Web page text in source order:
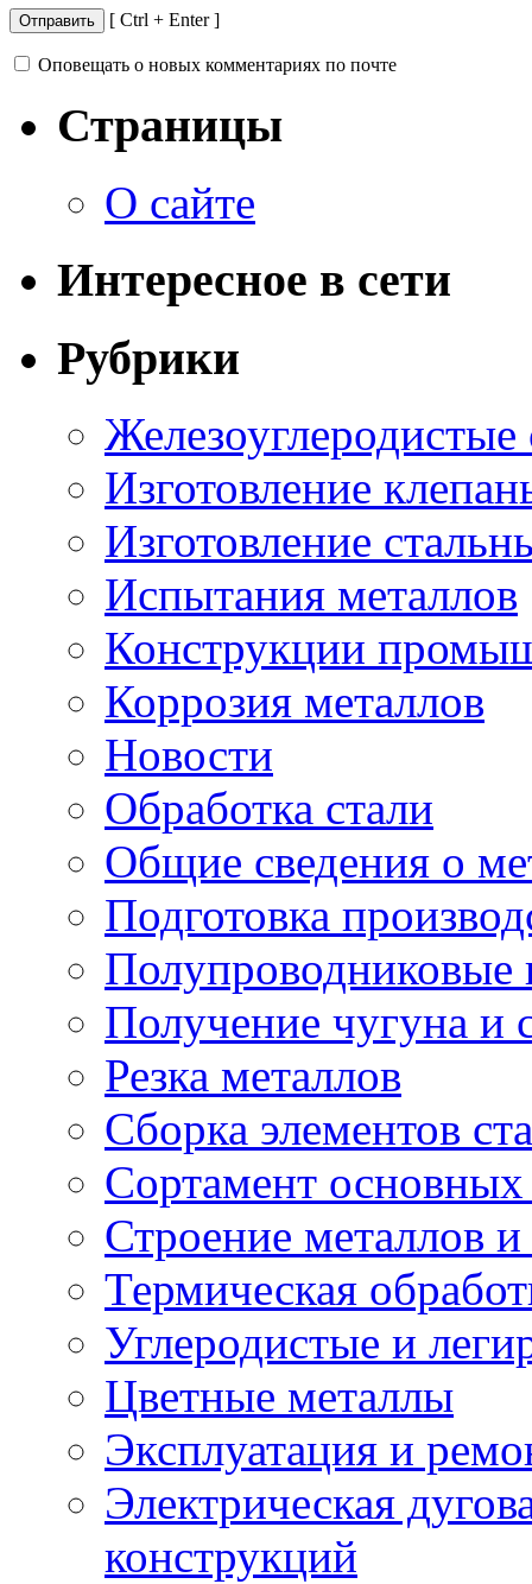
[ Ctrl + Enter ]
Оповещать о новых комментариях по почте
Страницы
О сайте
Интересное в сети
Рубрики
Железоуглеродистые
Изготовление
Изготовление
Испытания металлов
Конструкции
Коррозия металлов
Новости
Обработка стали
Общие сведения о
Подготовка
Получение чугуна и
Резка металлов
Сборка элементов
Сортамент
Строение металлов и
Термическая
Углеродистые и
Цветные металлы
Эксплуатация и
Электрическая
конструкций